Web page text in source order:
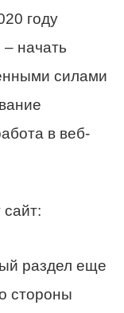
году
– начать
силами
в веб-
сайт:
раздел еще
стороны